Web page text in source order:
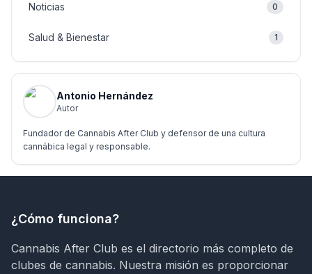
Noticias 0
Salud & Bienestar 1
Antonio Hernández
Autor
Fundador de Cannabis After Club y defensor de una cultura
cannábica legal y responsable.
¿Cómo funciona?
Cannabis After Club es el directorio más completo de
clubes de cannabis. Nuestra misión es proporcionar